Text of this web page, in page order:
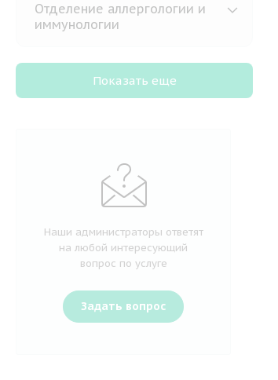
Отделение аллергологии и
иммунологии
Показать еще
Наши администраторы ответят
на любой интересующий
вопрос по услуге
Задать вопрос